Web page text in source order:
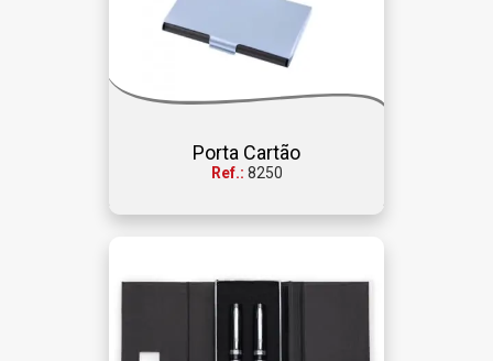
Porta Cartão
Ref.: 8250